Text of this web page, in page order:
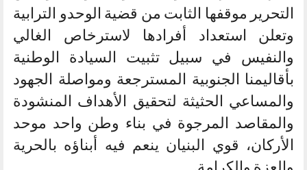
التحرير موقفها الثابت من قضية الوحدو الترابية
وتعلن استعداد أفرادها لاسترخاص الغالي
والنفيس في سبيل تثبيت السيادة الوطنية
بأقاليمنا الجنوبية المسترجعة ومواصلة الجهود
والمساعي الحثيثة لتحقيق الأهداف المنشودة
والمقاصد المرجوة في بناء وطن واحد موحد
الأركان، قوي البنيان ينعم فيه أبناؤه بالحرية
والعزة والكرامة.